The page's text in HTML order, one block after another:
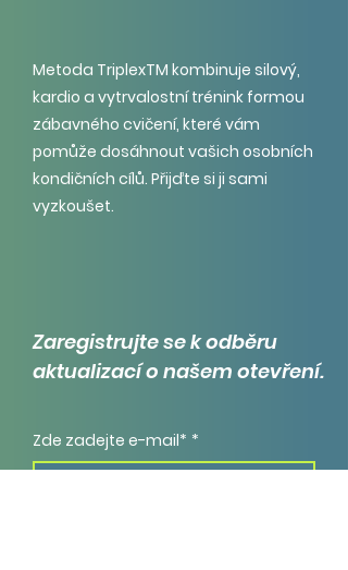
Metoda TriplexTM kombinuje silový,
kardio a vytrvalostní trénink formou
zábavného cvičení, které vám
pomůže dosáhnout vašich osobních
kondičních cílů. Přijďte si ji sami
vyzkoušet.
Zaregistrujte se k odběru
aktualizací o našem otevření.
Zde zadejte e-mail* *